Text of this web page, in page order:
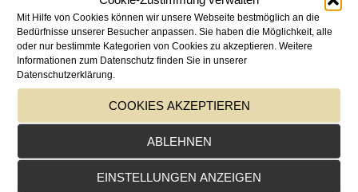
Mit Hilfe von Cookies können wir unsere Webseite bestmöglich an die
Bedürfnisse unserer Besucher anpassen. Sie haben die Möglichkeit, alle
oder nur bestimmte Kategorien von Cookies zu akzeptieren. Weitere
Informationen zum Datenschutz finden Sie in unserer
Datenschutzerklärung.
COOKIES AKZEPTIEREN
ABLEHNEN
EINSTELLUNGEN ANZEIGEN
45 mm Edelstahl-Endrohre
52 mm VDO-Instrumente
Achstraghebel / spezial
Alu-Stoßstangenhalter
Benzinpumpen-Abdeckung